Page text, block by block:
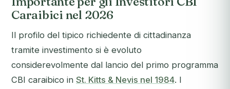
Caraibici nel 2026
Il profilo del tipico richiedente di cittadinanza
tramite investimento si è evoluto
considerevolmente dal lancio del primo programma
CBI caraibico in St. Kitts & Nevis nel 1984. I